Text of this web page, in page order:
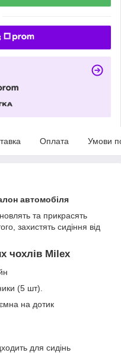
Оплата Умови
автомобіля
та прикрасять
захистять сидіння від
чохлів Milex
(5 шт).
на дотик
для сидінь